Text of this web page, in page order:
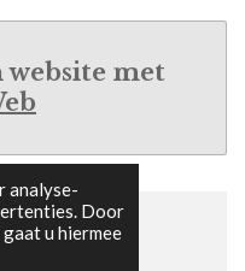
analyse-
Door
u hiermee
website met